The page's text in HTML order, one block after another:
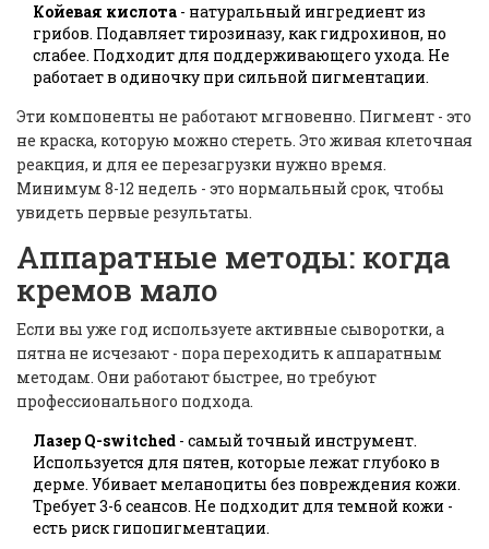
Койевая кислота - натуральный ингредиент из
грибов. Подавляет тирозиназу, как гидрохинон, но
слабее. Подходит для поддерживающего ухода. Не
работает в одиночку при сильной пигментации.
Эти компоненты не работают мгновенно. Пигмент - это
не краска, которую можно стереть. Это живая клеточная
реакция, и для ее перезагрузки нужно время.
Минимум 8-12 недель - это нормальный срок, чтобы
увидеть первые результаты.
Аппаратные методы: когда
кремов мало
Если вы уже год используете активные сыворотки, а
пятна не исчезают - пора переходить к аппаратным
методам. Они работают быстрее, но требуют
профессионального подхода.
Лазер Q-switched - самый точный инструмент.
Используется для пятен, которые лежат глубоко в
дерме. Убивает меланоциты без повреждения кожи.
Требует 3-6 сеансов. Не подходит для темной кожи -
есть риск гипопигментации.